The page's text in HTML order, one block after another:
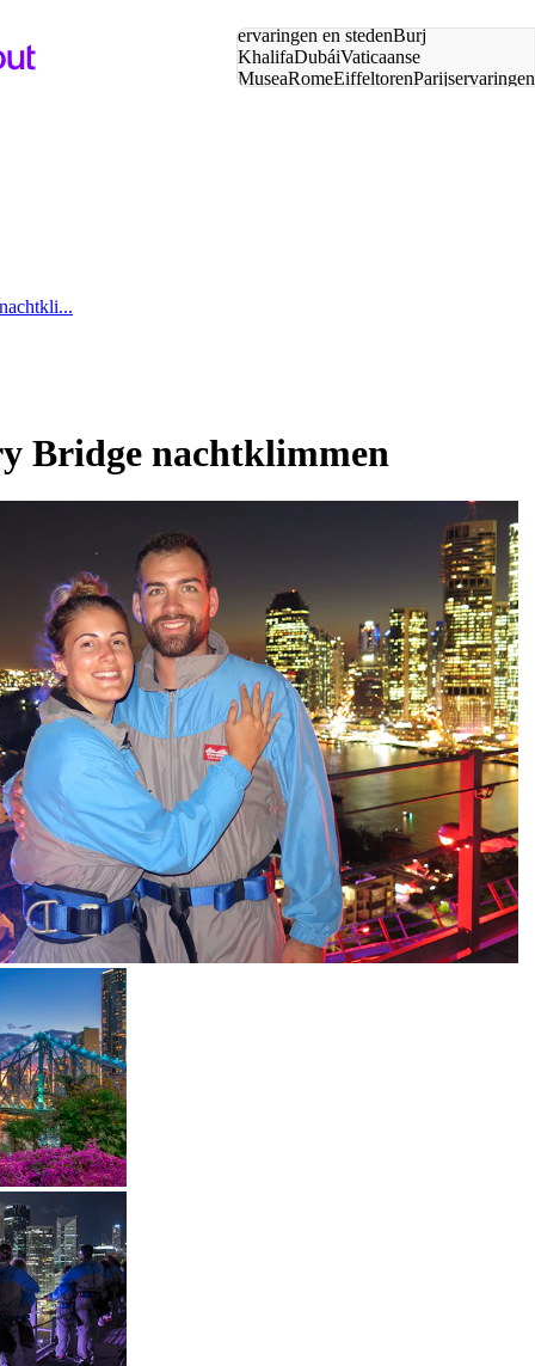
ervaringen en stedenBurj
KhalifaDubáiVaticaanse
MuseaRomeEiffeltorenParijservaringen
Bridge nachtklimmen